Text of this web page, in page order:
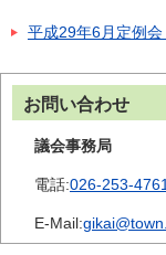
平成29年6月定例
お問い合わせ
議会事務局
電話:026-253-4761
E-Mail: